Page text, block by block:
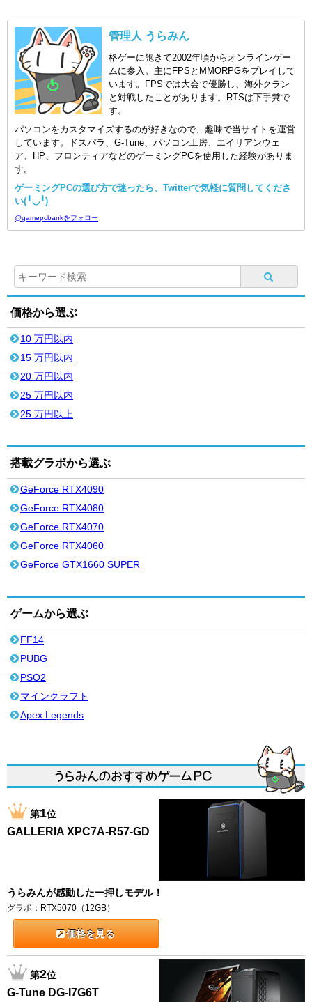
管理人 うらみん
格ゲーに飽きて2002年頃からオンラインゲー
ムに参入。主にFPSとMMORPGをプレイして
います。FPSでは大会で優勝し、海外クラン
と対戦したことがあります。RTSは下手糞で
す。
パソコンをカスタマイズするのが好きなので、趣味で当サイトを運営
しています。ドスパラ、G-Tune、パソコン工房、エイリアンウェ
ア、HP、フロンティアなどのゲーミングPCを使用した経験がありま
す。
ゲーミングPCの選び方で迷ったら、Twitterで気軽に質問してくださ
い(╹◡╹)
@gamepcbankをフォロー
価格から選ぶ
10 万円以内
15 万円以内
20 万円以内
25 万円以内
25 万円以上
搭載グラボから選ぶ
GeForce RTX4090
GeForce RTX4080
GeForce RTX4070
GeForce RTX4060
GeForce GTX1660 SUPER
ゲームから選ぶ
FF14
PUBG
PSO2
マインクラフト
Apex Legends
第1位
GALLERIA XPC7A-R57-GD
うらみんが感動した一押しモデル！
グラボ：RTX5070（12GB）
価格を見る
第2位
G-Tune DG-I7G6T